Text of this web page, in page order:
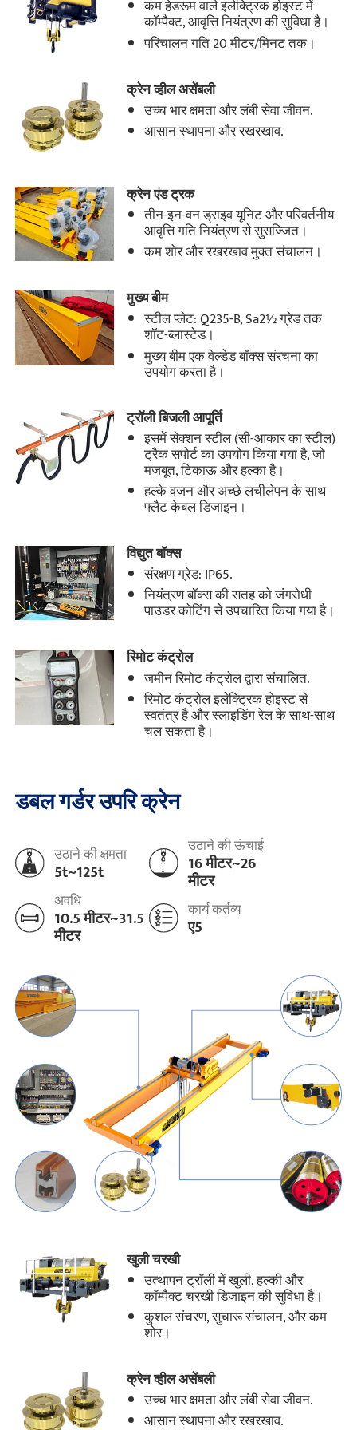
कम हेडरूम वाले इलेक्ट्रिक होइस्ट में
कॉम्पैक्ट, आवृत्ति नियंत्रण की सुविधा है।
परिचालन गति 20 मीटर/मिनट तक।
क्रेन व्हील असेंबली
उच्च भार क्षमता और लंबी सेवा जीवन.
आसान स्थापना और रखरखाव.
क्रेन एंड ट्रक
तीन-इन-वन ड्राइव यूनिट और परिवर्तनीय
आवृत्ति गति नियंत्रण से सुसज्जित।
कम शोर और रखरखाव मुक्त संचालन।
मुख्य बीम
स्टील प्लेट: Q235-B, Sa2½ ग्रेड तक
शॉट-ब्लास्टेड।
मुख्य बीम एक वेल्डेड बॉक्स संरचना का
उपयोग करता है।
ट्रॉली बिजली आपूर्ति
इसमें सेक्शन स्टील (सी-आकार का स्टील)
ट्रैक सपोर्ट का उपयोग किया गया है, जो
मजबूत, टिकाऊ और हल्का है।
हल्के वजन और अच्छे लचीलेपन के साथ
फ्लैट केबल डिजाइन।
विद्युत बॉक्स
संरक्षण ग्रेड: IP65.
नियंत्रण बॉक्स की सतह को जंगरोधी
पाउडर कोटिंग से उपचारित किया गया है।
रिमोट कंट्रोल
जमीन रिमोट कंट्रोल द्वारा संचालित.
रिमोट कंट्रोल इलेक्ट्रिक होइस्ट से
स्वतंत्र है और स्लाइडिंग रेल के साथ-साथ
चल सकता है।
डबल गर्डर उपरि क्रेन
उठाने की क्षमता
5t~125t
उठाने की ऊंचाई
16 मीटर~26
मीटर
अवधि
10.5 मीटर~31.5
मीटर
कार्य कर्तव्य
ए5
खुली चरखी
उत्थापन ट्रॉली में खुली, हल्की और
कॉम्पैक्ट चरखी डिजाइन की सुविधा है।
कुशल संचरण, सुचारू संचालन, और कम
शोर।
क्रेन व्हील असेंबली
उच्च भार क्षमता और लंबी सेवा जीवन.
आसान स्थापना और रखरखाव.